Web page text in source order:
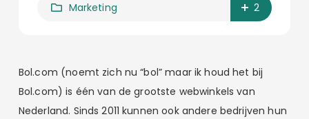
Marketing 2
Bol.com (noemt zich nu “bol” maar ik houd het bij
Bol.com) is één van de grootste webwinkels van
Nederland. Sinds 2011 kunnen ook andere bedrijven hun